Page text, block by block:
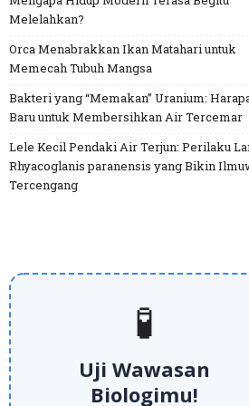
Melelahkan?
Orca Menabrakkan Ikan Matahari untuk
Memecah Tubuh Mangsa
Bakteri yang “Memakan” Uranium:
Baru untuk Membersihkan Air Tercemar
Lele Kecil Pendaki Air Terjun: Perilaku
Rhyacoglanis paranensis yang Bikin
Tercengang
🧪
Uji Wawasan
Biologimu!